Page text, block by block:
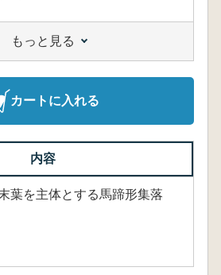
もっと見る
カートに入れる
内容
葉を主体とする馬蹄形集落